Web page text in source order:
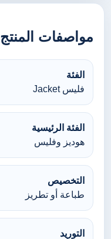
مواصفات المنتج
الفئة
فليس Jacket
الفئة الرئيسية
هوديز وفليس
التخصيص
طباعة أو تطريز
التوريد